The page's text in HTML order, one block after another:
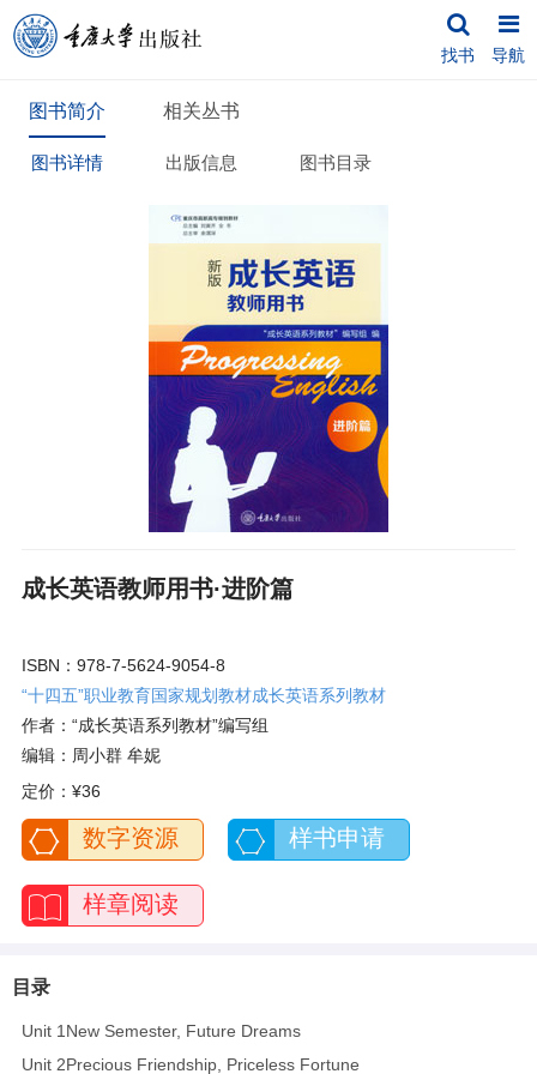
找书 导航
图书简介 相关丛书
图书详情 出版信息 图书目录
成长英语教师用书·进阶篇
ISBN：978-7-5624-9054-8
“十四五”职业教育国家规划教材成长英语系列教材
作者：“成长英语系列教材”编写组
编辑：周小群 牟妮
定价： ¥36
数字资源 样书申请
样章阅读
目录
Unit 1New Semester, Future Dreams
Unit 2Precious Friendship, Priceless Fortune